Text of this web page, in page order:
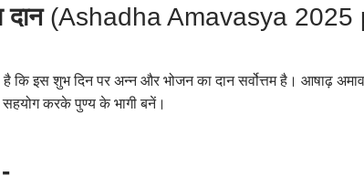
दान (Ashadha Amavasya
है कि इस शुभ दिन पर अन्न और भोजन का दान सर्वोत्तम है। आषाढ़
करके पुण्य के भागी बनें।